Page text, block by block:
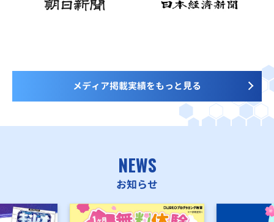
メディア掲載実績をもっと見る
NEWS
お知らせ